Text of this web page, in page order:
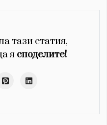
тази статия,
я споделите!